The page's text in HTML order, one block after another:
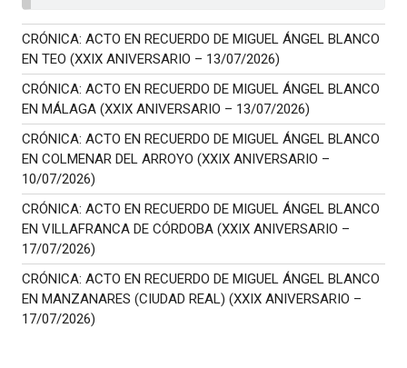
CRÓNICA: ACTO EN RECUERDO DE MIGUEL ÁNGEL BLANCO
EN TEO (XXIX ANIVERSARIO – 13/07/2026)
CRÓNICA: ACTO EN RECUERDO DE MIGUEL ÁNGEL BLANCO
EN MÁLAGA (XXIX ANIVERSARIO – 13/07/2026)
CRÓNICA: ACTO EN RECUERDO DE MIGUEL ÁNGEL BLANCO
EN COLMENAR DEL ARROYO (XXIX ANIVERSARIO –
10/07/2026)
CRÓNICA: ACTO EN RECUERDO DE MIGUEL ÁNGEL BLANCO
EN VILLAFRANCA DE CÓRDOBA (XXIX ANIVERSARIO –
17/07/2026)
CRÓNICA: ACTO EN RECUERDO DE MIGUEL ÁNGEL BLANCO
EN MANZANARES (CIUDAD REAL) (XXIX ANIVERSARIO –
17/07/2026)